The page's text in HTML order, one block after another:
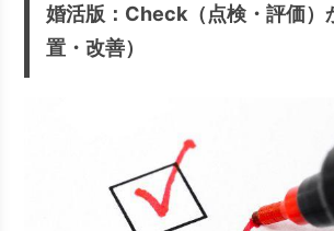
婚活版：Check（点検・評価）
置・改善）